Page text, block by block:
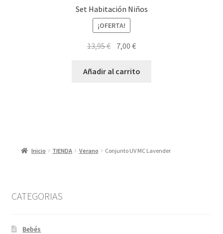
Set Habitación Niños
¡OFERTA!
13,95€ El
original
7,00€El
actual
Añadir al carrito
Inicio TIENDA Verano Conjunto UV MC Lavender
CATEGORIAS
Bebés